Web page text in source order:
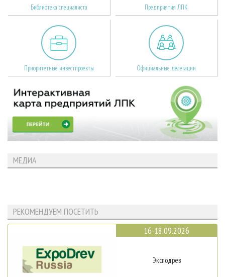
Библиотека специалиста Предприятия ЛПК
Приоритетные инвестпроекты Официальные делегации
МЕДИА
РЕКОМЕНДУЕМ ПОСЕТИТЬ
16-18.09.2026
Эксподрев